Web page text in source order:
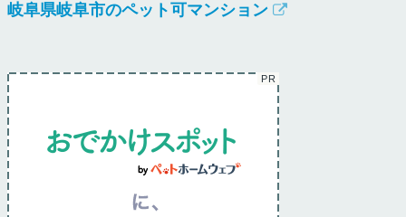
岐阜県岐阜市のペット可マンション